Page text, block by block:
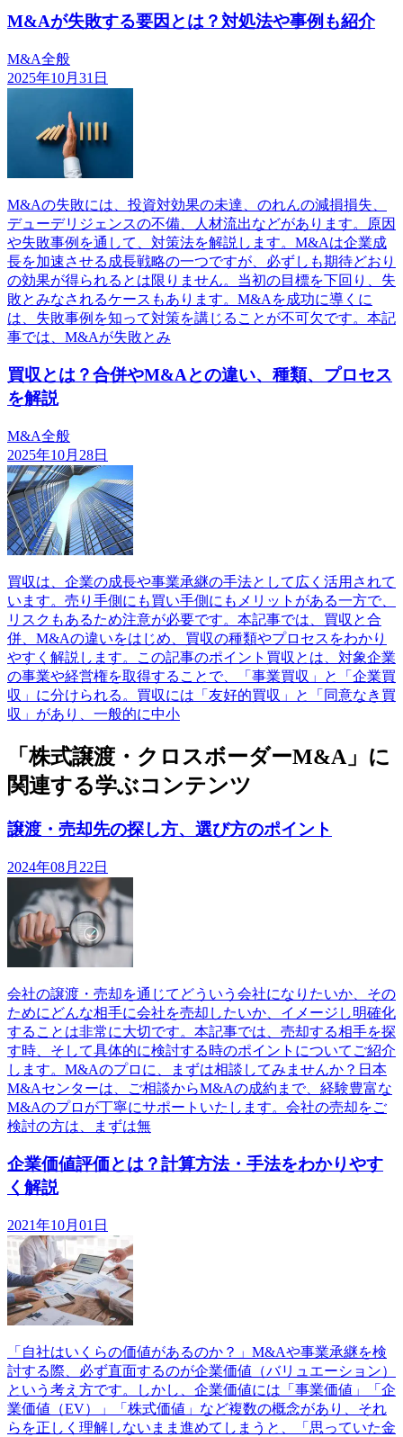
M&Aが失敗する要因とは？対処法や事例も紹介
M&A全般
2025年10月31日
M&Aの失敗には、投資対効果の未達、のれんの減損損失、
デューデリジェンスの不備、人材流出などがあります。原因
や失敗事例を通して、対策法を解説します。M&Aは企業成
長を加速させる成長戦略の一つですが、必ずしも期待どおり
の効果が得られるとは限りません。当初の目標を下回り、失
敗とみなされるケースもあります。M&Aを成功に導くに
は、失敗事例を知って対策を講じることが不可欠です。本記
事では、M&Aが失敗とみ
買収とは？合併やM&Aとの違い、種類、プロセス
を解説
M&A全般
2025年10月28日
買収は、企業の成長や事業承継の手法として広く活用されて
います。売り手側にも買い手側にもメリットがある一方で、
リスクもあるため注意が必要です。本記事では、買収と合
併、M&Aの違いをはじめ、買収の種類やプロセスをわかり
やすく解説します。この記事のポイント買収とは、対象企業
の事業や経営権を取得することで、「事業買収」と「企業買
収」に分けられる。買収には「友好的買収」と「同意なき買
収」があり、一般的に中小
「株式譲渡・クロスボーダーM&A」に
関連する学ぶコンテンツ
譲渡・売却先の探し方、選び方のポイント
2024年08月22日
会社の譲渡・売却を通じてどういう会社になりたいか、その
ためにどんな相手に会社を売却したいか、イメージし明確化
することは非常に大切です。本記事では、売却する相手を探
す時、そして具体的に検討する時のポイントについてご紹介
します。M&Aのプロに、まずは相談してみませんか？日本
M&Aセンターは、ご相談からM&Aの成約まで、経験豊富な
M&Aのプロが丁寧にサポートいたします。会社の売却をご
検討の方は、まずは無
企業価値評価とは？計算方法・手法をわかりやす
く解説
2021年10月01日
「自社はいくらの価値があるのか？」M&Aや事業承継を検
討する際、必ず直面するのが企業価値（バリュエーション）
という考え方です。しかし、企業価値には「事業価値」「企
業価値（EV）」「株式価値」など複数の概念があり、それ
らを正しく理解しないまま進めてしまうと、「思っていた金